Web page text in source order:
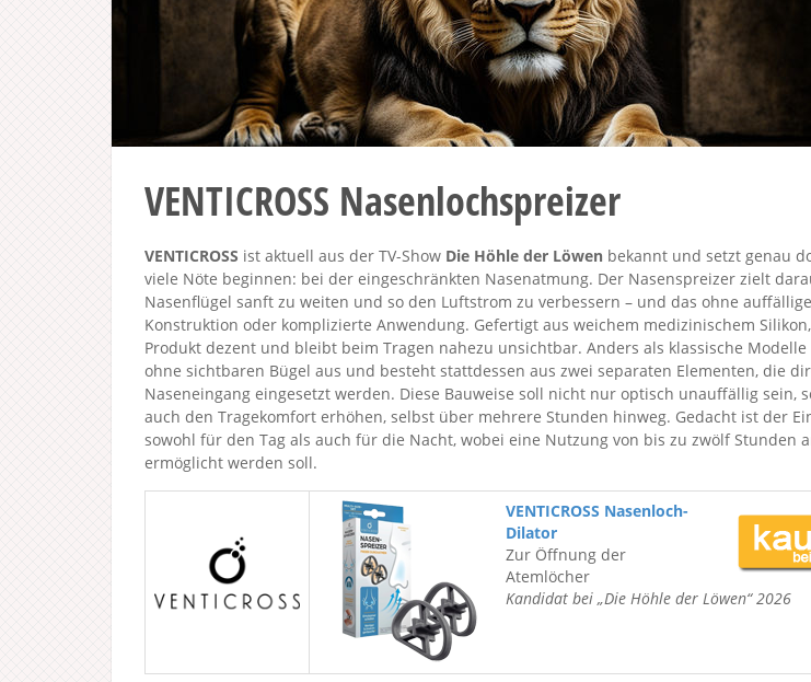
VENTICROSS Nasenlochspreizer
VENTICROSS ist aktuell aus der TV-Show Die Höhle der Löwen bekannt und setzt genau
viele Nöte beginnen: bei der eingeschränkten Nasenatmung. Der Nasenspreizer zielt
Nasenflügel sanft zu weiten und so den Luftstrom zu verbessern – und das ohne auffällige
Konstruktion oder komplizierte Anwendung. Gefertigt aus weichem medizinischem
Produkt dezent und bleibt beim Tragen nahezu unsichtbar. Anders als klassische Modelle
ohne sichtbaren Bügel aus und besteht stattdessen aus zwei separaten Elementen, die
Naseneingang eingesetzt werden. Diese Bauweise soll nicht nur optisch unauffällig sein,
auch den Tragekomfort erhöhen, selbst über mehrere Stunden hinweg. Gedacht ist der
sowohl für den Tag als auch für die Nacht, wobei eine Nutzung von bis zu zwölf Stunden
ermöglicht werden soll.
VENTICROSS Nasenloch-
Dilator
Zur Öffnung der
Atemlöcher
Kandidat bei „Die Höhle der Löwen“ 2026